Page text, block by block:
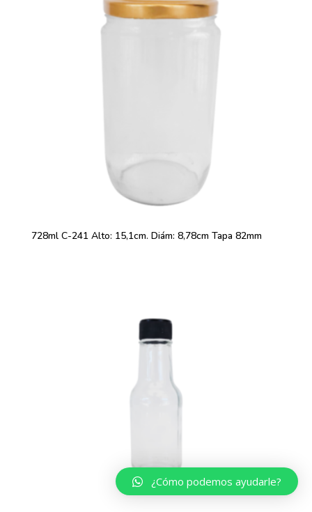
728ml C-241 Alto: 15,1cm. Diám: 8,78cm Tapa 82mm
¿Cómo podemos ayudarle?